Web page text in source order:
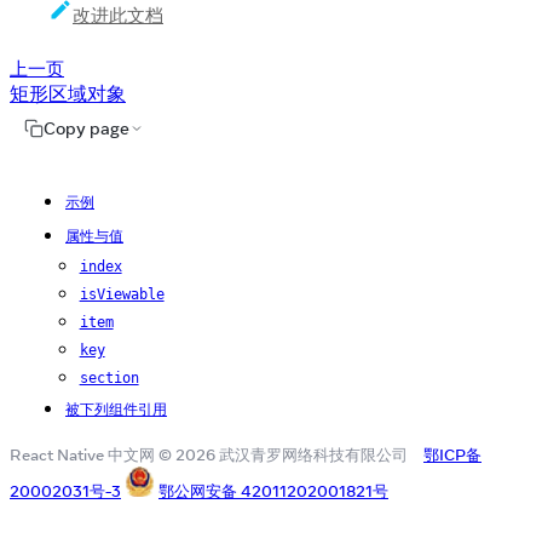
改进此文档
上一页
矩形区域对象
Copy page
示例
属性与值
index
isViewable
item
key
section
被下列组件引用
React Native 中文网 © 2026 武汉青罗网络科技有限公司
鄂ICP备
20002031号-3
鄂公网安备 42011202001821号